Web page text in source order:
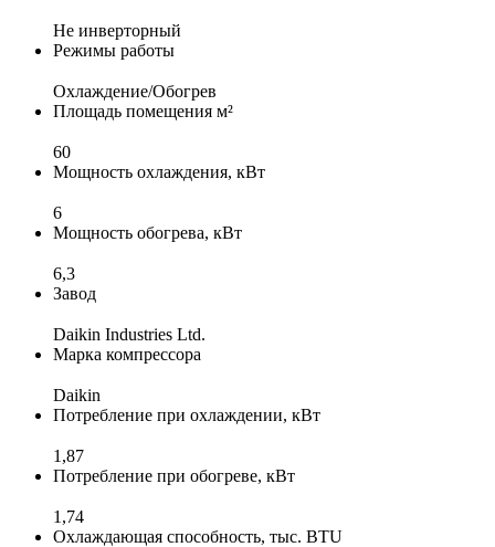
Не инверторный
Режимы работы
Охлаждение/Обогрев
Площадь помещения м²
60
Мощность охлаждения, кВт
6
Мощность обогрева, кВт
6,3
Завод
Daikin Industries Ltd.
Марка компрессора
Daikin
Потребление при охлаждении, кВт
1,87
Потребление при обогреве, кВт
1,74
Охлаждающая способность, тыс. BTU